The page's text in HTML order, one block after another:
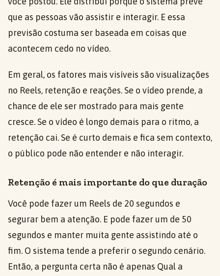
que as pessoas vão assistir e interagir. E essa
previsão costuma ser baseada em coisas que
acontecem cedo no vídeo.
Em geral, os fatores mais visíveis são visualizações
no Reels, retenção e reações. Se o vídeo prende, a
chance de ele ser mostrado para mais gente
cresce. Se o vídeo é longo demais para o ritmo, a
retenção cai. Se é curto demais e fica sem contexto,
o público pode não entender e não interagir.
Retenção é mais importante do que duração
Você pode fazer um Reels de 20 segundos e
segurar bem a atenção. E pode fazer um de 50
segundos e manter muita gente assistindo até o
fim. O sistema tende a preferir o segundo cenário.
Então, a pergunta certa não é apenas Qual a